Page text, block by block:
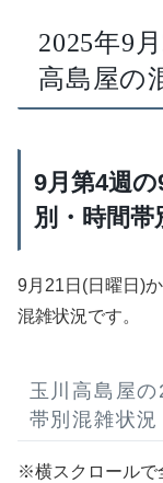
2025年9
高島屋の
9月第4週
別・時間
9月21日(日曜日)
混雑状況です。
玉川高島屋
帯別混雑状況
※横スクロールで